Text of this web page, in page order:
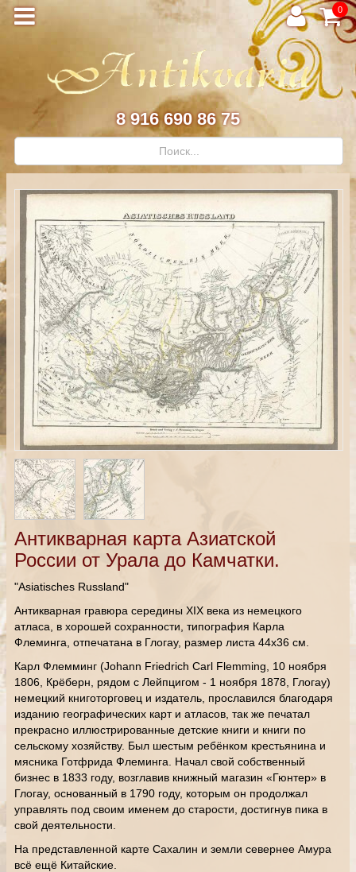
0
8 916 690 86 75
Антикварная карта Азиатской
России от Урала до Камчатки.
"Asiatisches Russland"
Антикварная гравюра середины XIX века из немецкого
атласа, в хорошей сохранности, типография Карла
Флеминга, отпечатана в Глогау, размер листа 44х36 см.
Карл Флемминг (Johann Friedrich Carl Flemming, 10 ноября
1806, Крёберн, рядом с Лейпцигом - 1 ноября 1878, Глогау)
немецкий книготорговец и издатель, прославился благодаря
изданию географических карт и атласов, так же печатал
прекрасно иллюстрированные детские книги и книги по
сельскому хозяйству. Был шестым ребёнком крестьянина и
мясника Готфрида Флеминга. Начал свой собственный
бизнес в 1833 году, возглавив книжный магазин «Гюнтер» в
Глогау, основанный в 1790 году, которым он продолжал
управлять под своим именем до старости, достигнув пика в
свой деятельности.
На представленной карте Сахалин и земли севернее Амура
всё ещё Китайские.